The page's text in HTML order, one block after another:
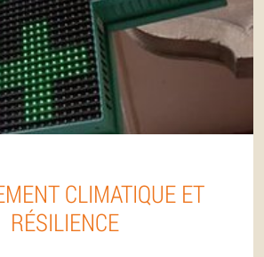
CLIMATIQUE ET
RÉSILIENCE